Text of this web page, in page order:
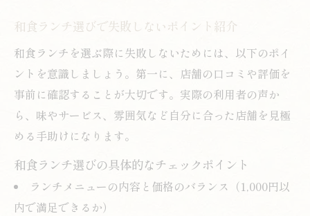
和食ランチ選びで失敗しないポイント紹介
和食ランチを選ぶ際に失敗しないためには、以下のポイ
ントを意識しましょう。第一に、店舗の口コミや評価を
事前に確認することが大切です。実際の利用者の声か
ら、味やサービス、雰囲気など自分に合った店舗を見極
める手助けになります。
和食ランチ選びの具体的なチェックポイント
ランチメニューの内容と価格のバランス（1,000円以
内で満足できるか）